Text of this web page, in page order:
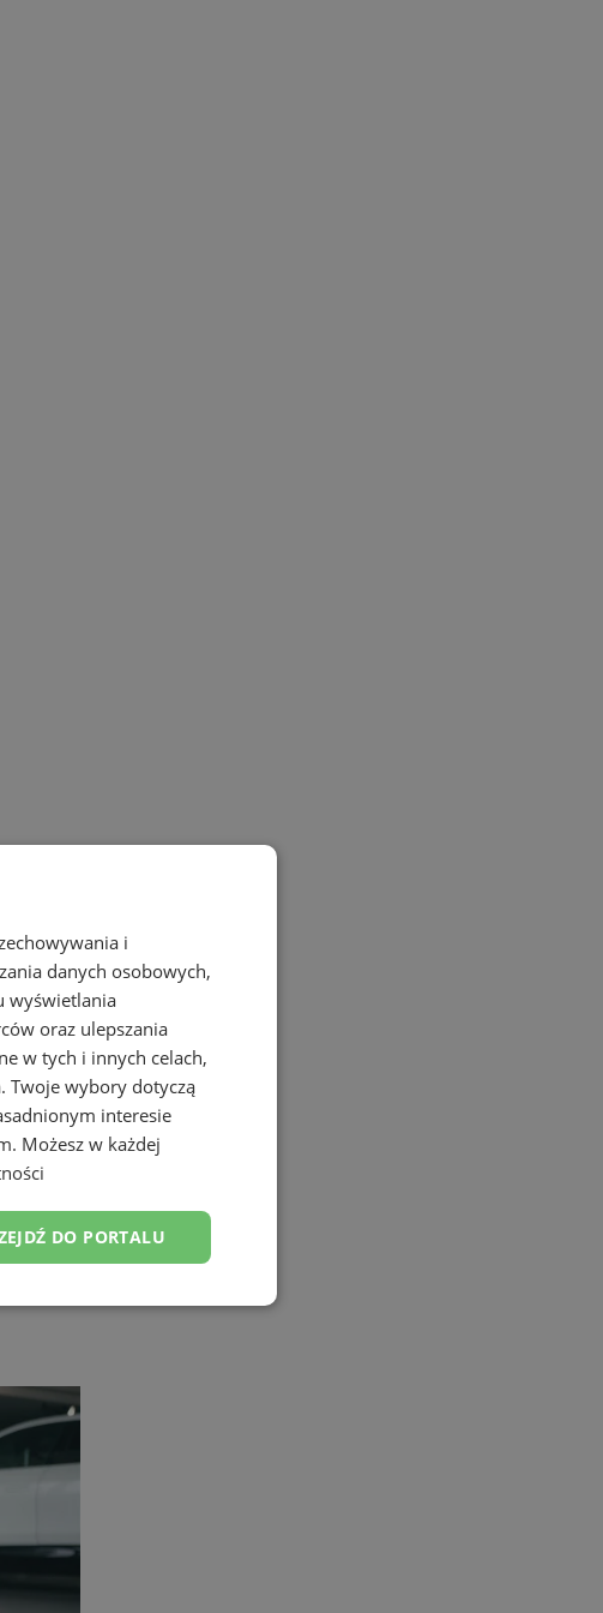
i
danych osobowych,
wyświetlania
oraz ulepszania
w tych i innych celach,
Twoje wybory dotyczą
interesie
. Możesz w każdej
DO PORTALU
Niesklasyfikowane
jak logowanie użytkownika i